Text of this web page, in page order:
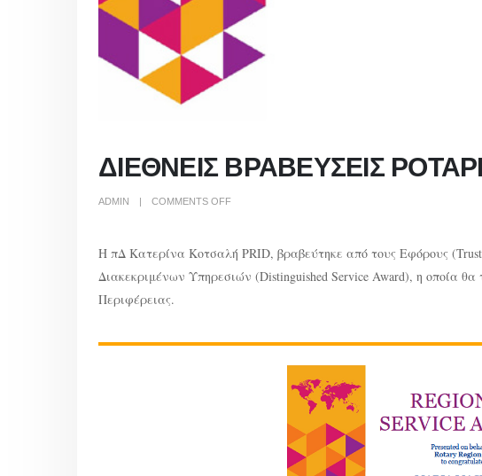
ΔΙΕΘΝΕΙΣ ΒΡΑΒΕΥΣΕΙΣ
ADMIN COMMENTS OFFON
H πΔ Κατερίνα Κοτσαλή PRID, βραβεύτηκε από τους Εφόρους
Διακεκριμένων Υπηρεσιών (Distinguished Service Award), η οποία
Περιφέρειας.